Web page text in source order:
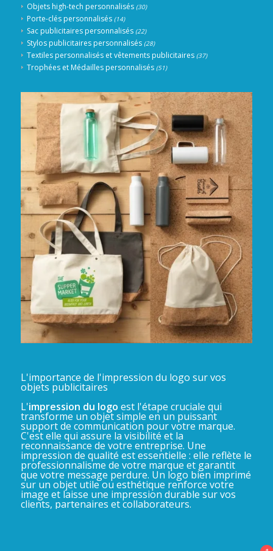
Objets high-tech personnalisés (30)
Porte-clés personnalisés (14)
Sac publicitaires personnalisés (22)
Stylos publicitaires personnalisés (28)
Textiles personnalisés et vêtements publicitaires (37)
Trophées et Médailles personnalisés (51)
L'importance de l'impression du logo sur vos
objets publicitaires
L'impression du logo est l'étape cruciale qui
transforme un objet simple en un puissant
support de communication pour votre marque.
C'est elle qui assure la visibilité et la
reconnaissance de votre entreprise. Une
impression de qualité est essentielle : elle reflète le
professionnalisme de votre marque et garantit
que votre message perdure. Un logo bien imprimé
sur un objet utile ou esthétique renforce votre
image et laisse une impression durable sur vos
clients, partenaires et collaborateurs.